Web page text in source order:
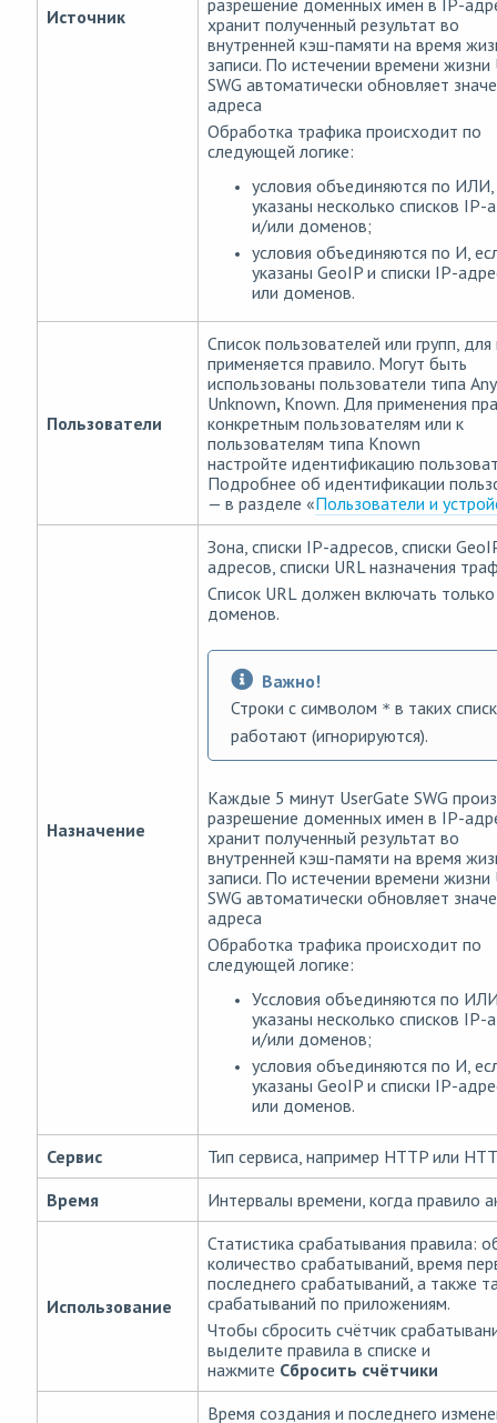
Источник
разрешение доменных имен в IP-
хранит полученный результат во
внутренней кэш-памяти на время
записи. По истечении времени жизни
SWG автоматически обновляет
адреса
Обработка трафика происходит по
следующей логике:
условия объединяются по ИЛИ,
указаны несколько списков IP-
и/или доменов;
условия объединяются по И,
указаны GeoIP и списки IP-
или доменов.
Пользователи
Список пользователей или групп,
применяется правило. Могут быть
использованы пользователи типа Any
Unknown, Known. Для применения
конкретным пользователям или к
пользователям типа Known
настройте идентификацию
Подробнее об идентификации
— в разделе «Пользователи и
Назначение
Зона, списки IP-адресов, списки
адресов, списки URL назначения
Список URL должен включать
доменов.
Важно!
Строки с символом * в таких
работают (игнорируются).
Каждые 5 минут UserGate SWG
разрешение доменных имен в IP-
хранит полученный результат во
внутренней кэш-памяти на время
записи. По истечении времени жизни
SWG автоматически обновляет
адреса
Обработка трафика происходит по
следующей логике:
Уссловия объединяются по
указаны несколько списков IP-
и/или доменов;
условия объединяются по И,
указаны GeoIP и списки IP-
или доменов.
Сервис
Тип сервиса, например HTTP или
Время
Интервалы времени, когда правило
Использование
Статистика срабатывания правила:
количество срабатываний, время
последнего срабатываний, а также
срабатываний по приложениям.
Чтобы сбросить счётчик
выделите правила в списке и
нажмите Сбросить счётчики
Время создания и последнего